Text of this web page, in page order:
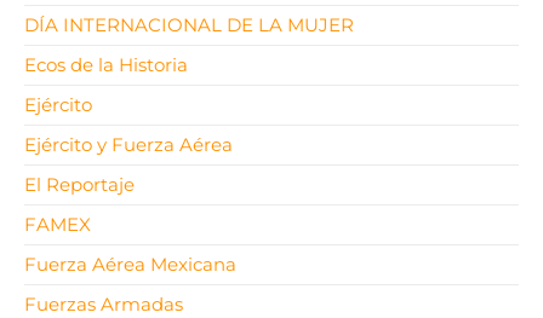
DÍA INTERNACIONAL DE LA MUJER
Ecos de la Historia
Ejército
Ejército y Fuerza Aérea
El Reportaje
FAMEX
Fuerza Aérea Mexicana
Fuerzas Armadas